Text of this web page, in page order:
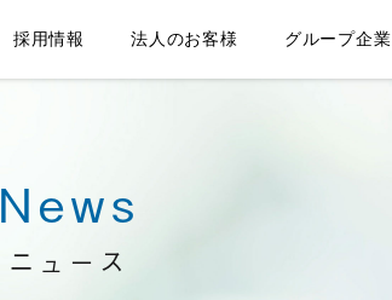
採用情報 法人のお客様 グループ企業
News
ニュース